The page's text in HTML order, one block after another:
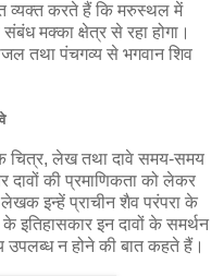
व्यक्त करते हैं कि मरुस्थल में
मक्का क्षेत्र से रहा होगा।
तथा पंचगव्य से भगवान शिव
चित्र, लेख तथा दावे समय-समय
दावों की प्रमाणिकता को लेकर
लेखक इन्हें प्राचीन शैव परंपरा के
इतिहासकार इन दावों के समर्थन
उपलब्ध न होने की बात कहते हैं।